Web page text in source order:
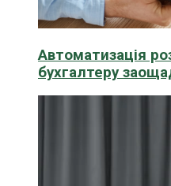
Автоматизація
бухгалтеру